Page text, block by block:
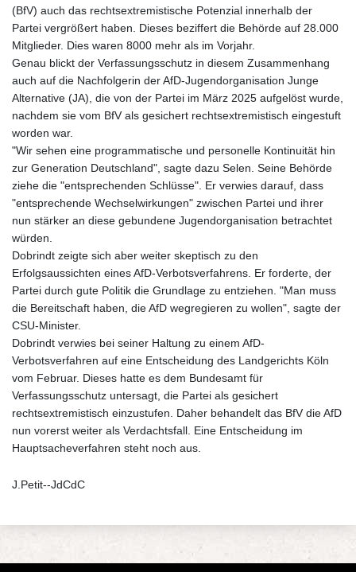
(BfV) auch das rechtsextremistische Potenzial innerhalb der
Partei vergrößert haben. Dieses beziffert die Behörde auf 28.000
Mitglieder. Dies waren 8000 mehr als im Vorjahr.
Genau blickt der Verfassungsschutz in diesem Zusammenhang
auch auf die Nachfolgerin der AfD-Jugendorganisation Junge
Alternative (JA), die von der Partei im März 2025 aufgelöst wurde,
nachdem sie vom BfV als gesichert rechtsextremistisch eingestuft
worden war.
"Wir sehen eine programmatische und personelle Kontinuität hin
zur Generation Deutschland", sagte dazu Selen. Seine Behörde
ziehe die "entsprechenden Schlüsse". Er verwies darauf, dass
"entsprechende Wechselwirkungen" zwischen Partei und ihrer
nun stärker an diese gebundene Jugendorganisation betrachtet
würden.
Dobrindt zeigte sich aber weiter skeptisch zu den
Erfolgsaussichten eines AfD-Verbotsverfahrens. Er forderte, der
Partei durch gute Politik die Grundlage zu entziehen. "Man muss
die Bereitschaft haben, die AfD wegregieren zu wollen", sagte der
CSU-Minister.
Dobrindt verwies bei seiner Haltung zu einem AfD-
Verbotsverfahren auf eine Entscheidung des Landgerichts Köln
vom Februar. Dieses hatte es dem Bundesamt für
Verfassungsschutz untersagt, die Partei als gesichert
rechtsextremistisch einzustufen. Daher behandelt das BfV die AfD
nun vorerst weiter als Verdachtsfall. Eine Entscheidung im
Hauptsacheverfahren steht noch aus.
J.Petit--JdCdC